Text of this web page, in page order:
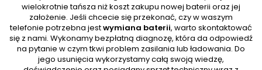
wielokrotnie tańsza niż koszt zakupu nowej baterii oraz jej
założenie. Jeśli chcecie się przekonać, czy w waszym
telefonie potrzebna jestwymiana baterii, warto skontaktować
się z nami. Wykonamy bezpłatną diagnozę, która da odpowiedź
na pytanie w czym tkwi problem zasilania lub ładowania. Do
jego usunięcia wykorzystamy całą swoją wiedzę,